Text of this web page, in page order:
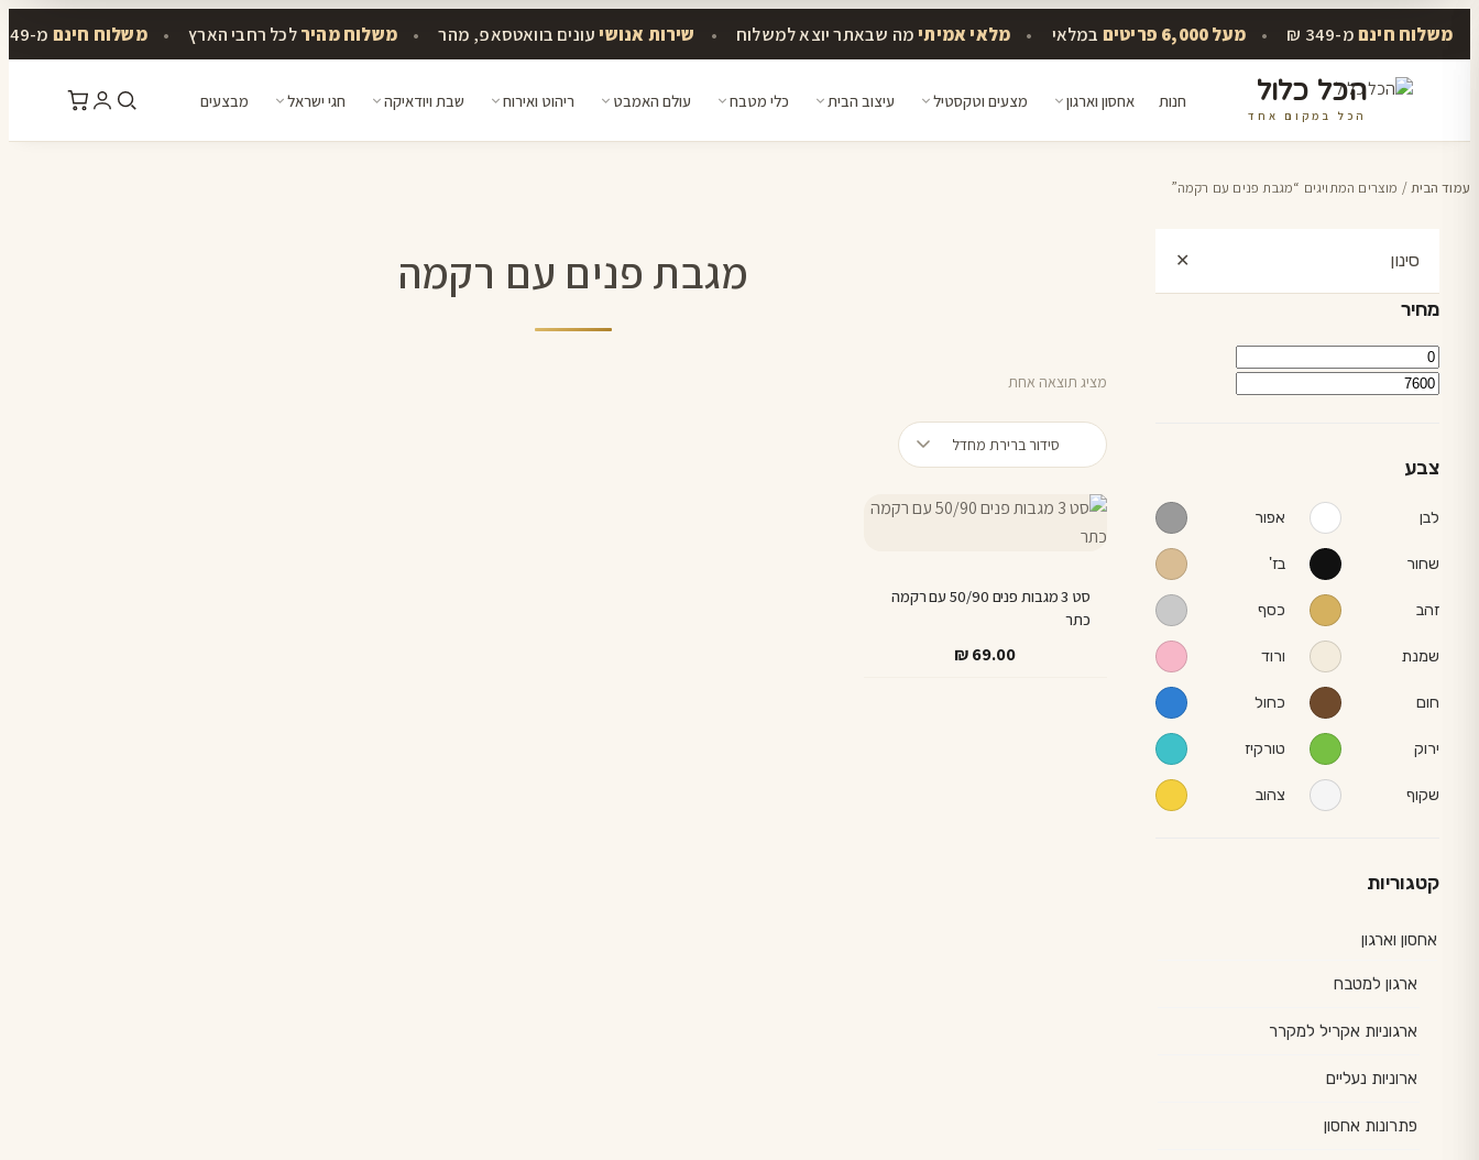
משלוח חינםמ-349 ₪ • מעל 6,000 פריטים במלאי • מלאי אמיתימה שבאתר יוצא למשלוח • שירות אנושיעונים בוואטסאפ, מהר • משלוח מהירלכל רחבי הארץ • משלוח חינם מ-349 ₪
הכל כלול
הכל במקום אחד
חנות אחסון וארגון מצעים וטקסטיל עיצוב הבית כלי מטבח עולם האמבט ריהוט ואירוח שבת ויודאיקה חגי ישראל מבצעים
עמוד הבית/ מוצרים המתויגים “מגבת פנים עם רקמה”
סינון ✕
מחיר
מחיר
מינימלי
צבע
לבן אפור
שחור בז'
זהב כסף
שמנת ורוד
חום כחול
ירוק טורקיז
שקוף צהוב
קטגוריות
אחסון וארגון
ארגון למטבח
ארגוניות אקריל למקרר
ארוניות נעליים
פתרונות אחסון
מגבת פנים עם רקמה
מציג תוצאה אחת
סט 3 מגבות פנים 50/90 עם רקמה
כתר
₪69.00
למוצר
זה
מספר
סוגים.